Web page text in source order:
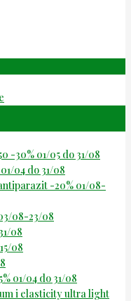
-30% 01/05 do 31/08
04 do 31/08
-20% 01/08-
08-23/08
08
08
01/04 do 31/08
i elasticity ultra light